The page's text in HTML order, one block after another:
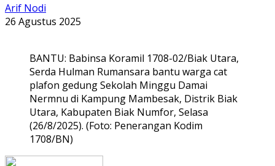
Arif Nodi
26 Agustus 2025
BANTU: Babinsa Koramil 1708-02/Biak Utara,
Serda Hulman Rumansara bantu warga cat
plafon gedung Sekolah Minggu Damai
Nermnu di Kampung Mambesak, Distrik Biak
Utara, Kabupaten Biak Numfor, Selasa
(26/8/2025). (Foto: Penerangan Kodim
1708/BN)